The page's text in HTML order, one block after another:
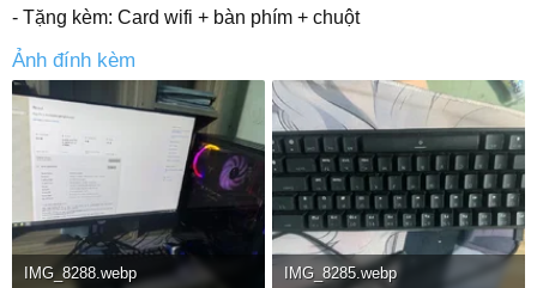
- Tặng kèm: Card wifi + bàn phím + chuột
Ảnh đính kèm
IMG_8288.webp IMG_8285.webp